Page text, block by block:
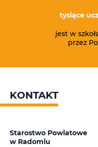
tysiące
jest w
przez
KONTAKT
Starostwo Powiatowe
w Radomiu